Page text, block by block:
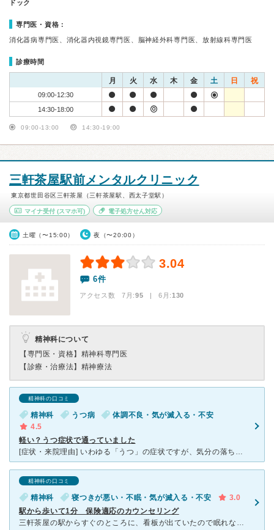
ドック
専門医・資格：
消化器病専門医、消化器内視鏡専門医、脳神経外科専門医、放射線科専門医
診療時間
月 火 水 木 金 土 日 祝
09:00-12:30
14:30-18:00
09:00-13:00 14:30-19:00
三軒茶屋駅前メンタルクリニック
東京都世田谷区三軒茶屋（三軒茶屋駅、西太子堂駅）
マイナ受付 (スマホ可) 電子処方せん対応
土曜（〜15:00） 夜（〜20:00）
3.04
6件
アクセス数 7月:95 | 6月:130
精神科について
【専門医・資格】 精神科専門医
【診療・治療法】 精神療法
精神科の口コミ
精神科 うつ病
体調不良・気が滅入る・不安
4.5
軽い？うつ症状で通っていました
[症状・来院理由] いわゆる「うつ」の症状ですが、気分の落ち込みや食欲低下、だるさなどが1ヶ月程度続いたため、自宅から歩いて通える距離の病院を検索し、こちらにかかることにしました。 [医師の診断・
精神科の口コミ
精神科 寝つきが悪い・不眠・気が滅入る・不安
3.0
駅から歩いて1分 保険適応のカウンセリング
三軒茶屋の駅からすぐのところに、看板が出ていたので眠れないときに通いました。睡眠薬で何とか寝れましたが、考え方の癖など、鬱傾向にあると診断されました。 保険でカバーできるカウンセリングもあり、リーズ